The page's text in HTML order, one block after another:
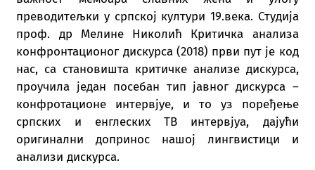
преводитељки у српској култури 19.века. Студија
проф. др Мелине Николић Критичка анализа
конфронтационог дискурса (2018) први пут је код
нас, са становишта критичке анализе дискурса,
проучила један посебан тип јавног дискурса –
конфротационе интервјуе, и то уз поређење
српских и енглеских ТВ интервјуа, дајући
оригинални допринос нашој лингвистици и
анализи дискурса.